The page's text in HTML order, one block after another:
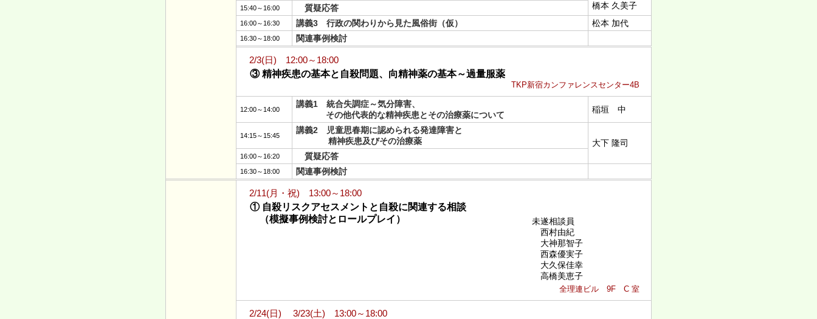
橋本 久美子
15:40～16:00 質疑応答
16:00～16:30 講義3 行政の関わりから見た風俗街（仮） 松本 加代
16:30～18:00 関連事例検討
2/3(日) 12:00～18:00
③ 精神疾患の基本と自殺問題、向精神薬の基本～過量服薬
TKP新宿カンファレンスセンター4B
12:00～14:00
講義1 統合失調症～気分障害、
その他代表的な精神疾患とその治療薬について
稲垣 中
14:15～15:45
講義2 児童思春期に認められる発達障害と
精神疾患及びその治療薬
大下 隆司
16:00～16:20 質疑応答
16:30～18:00 関連事例検討
2/11(月・祝) 13:00～18:00
① 自殺リスクアセスメントと自殺に関連する相談
（模擬事例検討とロールプレイ）
未遂相談員
西村由紀
大神那智子
西森優実子
大久保佳幸
高橋美恵子
全理連ビル 9F C 室
2/24(日) 3/23(土) 13:00～18:00